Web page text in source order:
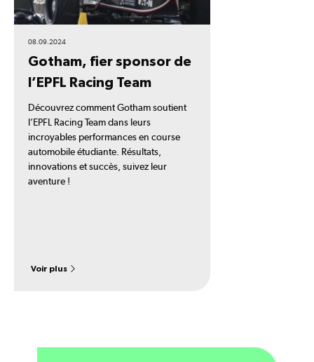
08.09.2024
Gotham, fier sponsor de
l’EPFL Racing Team
Découvrez comment Gotham soutient
l’EPFL Racing Team dans leurs
incroyables performances en course
automobile étudiante. Résultats,
innovations et succès, suivez leur
aventure !
Voir plus